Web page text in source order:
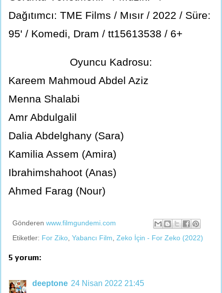
Dağıtımcı: TME Films / Mısır / 2022 / Süre:
95' / Komedi, Dram / tt15613538 / 6+
Oyuncu Kadrosu:
Kareem Mahmoud Abdel Aziz
Menna Shalabi
Amr Abdulgalil
Dalia Abdelghany (Sara)
Kamilia Assem (Amira)
Ibrahimshahoot (Anas)
Ahmed Farag (Nour)
Gönderen www.filmgundemi.com
Etiketler: For Ziko Yabancı Film Zeko İçin - For Zeko (2022)
5 yorum:
deeptone 24 Nisan 2022 21:45